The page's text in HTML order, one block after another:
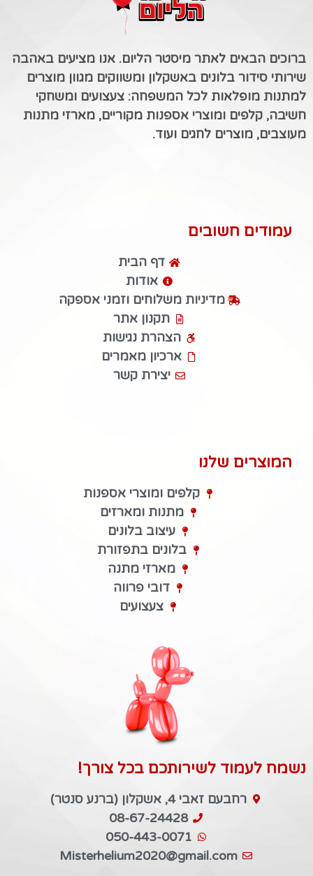
ברוכים הבאים לאתר מיסטר הליום. אנו מציעים באהבה
שירותי סידור בלונים באשקלון ומשווקים מגוון מוצרים
למתנות מופלאות לכל המשפחה: צעצועים ומשחקי
חשיבה, קלפים ומוצרי אספנות מקוריים, מארזי מתנות
מעוצבים, מוצרים לחגים ועוד.
עמודים חשובים
דף הבית
אודות
מדיניות משלוחים וזמני אספקה
תקנון אתר
הצהרת נגישות
ארכיון מאמרים
יצירת קשר
המוצרים שלנו
קלפים ומוצרי אספנות
מתנות ומארזים
עיצוב בלונים
בלונים בתפזורת
מארזי מתנה
דובי פרווה
צעצועים
נשמח לעמוד לשירותכם בכל צורך!
רחבעם זאבי 4, אשקלון (ברנע סנטר)
08-67-24428
050-443-0071
Misterhelium2020@gmail.com